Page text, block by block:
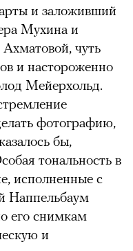
и заложивший
Мухина и
чуть
и настороженно
Мейерхольд.
фотографию,
бы,
тональность в
исполненные с
Наппельбаум
его снимкам
и